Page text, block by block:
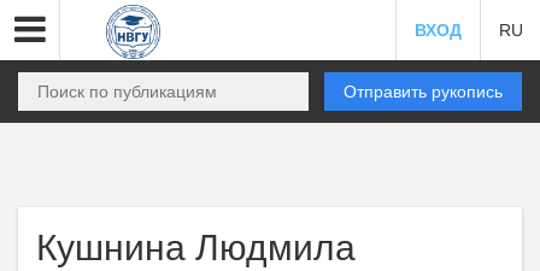
ВХОД RU
Отправить рукопись
Кушнина Людмила